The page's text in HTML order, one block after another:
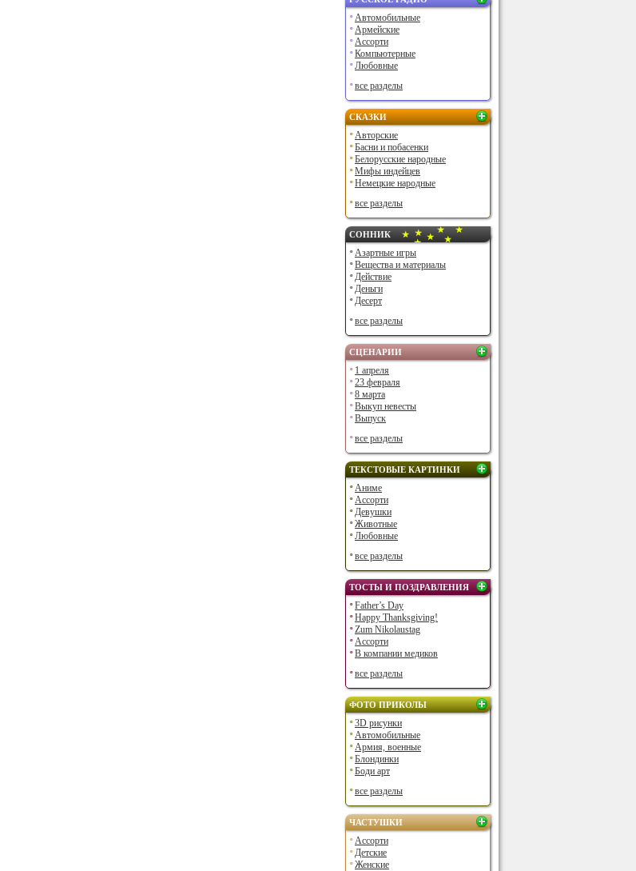
Автомобильные
Армейские
Ассорти
Компьютерные
Любовные
все разделы
СКАЗКИ
Авторские
Басни и побасенки
Белорусские народные
Мифы индейцев
Немецкие народные
все разделы
СОННИК
Азартные игры
Вещества и материалы
Действие
Деньги
Десерт
все разделы
СЦЕНАРИИ
1 апреля
23 февраля
8 марта
Выкуп невесты
Выпуск
все разделы
ТЕКСТОВЫЕ КАРТИНКИ
Аниме
Ассорти
Девушки
Животные
Любовные
все разделы
ТОСТЫ И ПОЗДРАВЛЕНИЯ
Father’s Day
Happy Thanksgiving!
Zum Nikolaustag
Ассорти
В компании медиков
все разделы
ФОТО ПРИКОЛЫ
3D рисунки
Автомобильные
Армия, военные
Блондинки
Боди арт
все разделы
ЧАСТУШКИ
Ассорти
Детские
Женские